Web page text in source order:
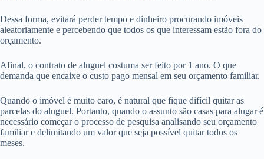
Dessa forma, evitará perder tempo e dinheiro procurando imóveis
aleatoriamente e percebendo que todos os que interessam estão fora do
orçamento.
Afinal, o contrato de aluguel costuma ser feito por 1 ano. O que
demanda que encaixe o custo pago mensal em seu orçamento familiar.
Quando o imóvel é muito caro, é natural que fique difícil quitar as
parcelas do aluguel. Portanto, quando o assunto são casas para alugar é
necessário começar o processo de pesquisa analisando seu orçamento
familiar e delimitando um valor que seja possível quitar todos os
meses.